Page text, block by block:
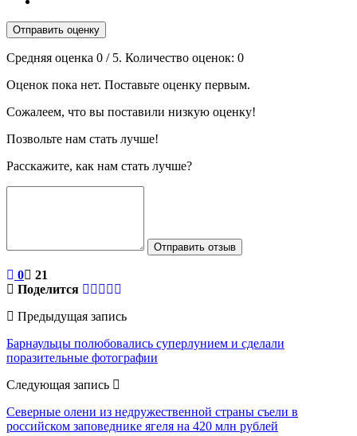
Отправить оценку
Средняя оценка 0 / 5. Количество оценок: 0
Оценок пока нет. Поставьте оценку первым.
Сожалеем, что вы поставили низкую оценку!
Позвольте нам стать лучше!
Расскажите, как нам стать лучше?
Отправить отзыв
0
21
Поделится
Предыдущая запись
Барнаульцы полюбовались суперлунием и сделали
поразительные фотографии
Следующая запись
Северные олени из недружественной страны съели в
российском заповеднике ягеля на 420 млн рублей